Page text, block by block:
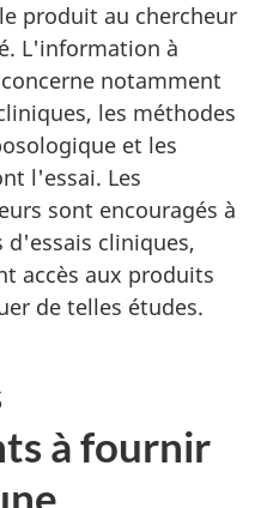
produit au chercheur
L'information à
notamment
les méthodes
et les
l'essai. Les
sont encouragés à
d'essais cliniques,
accès aux produits
de telles études.
à fournir